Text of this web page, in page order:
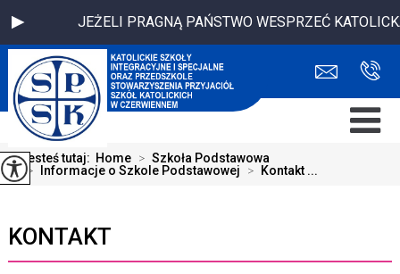
JEŻELI PRAGNĄ PAŃSTWO WESPRZEĆ
Jesteś tutaj: Home > Szkoła Podstawowa
>
Informacje o Szkole Podstawowej > Kontakt ...
KONTAKT